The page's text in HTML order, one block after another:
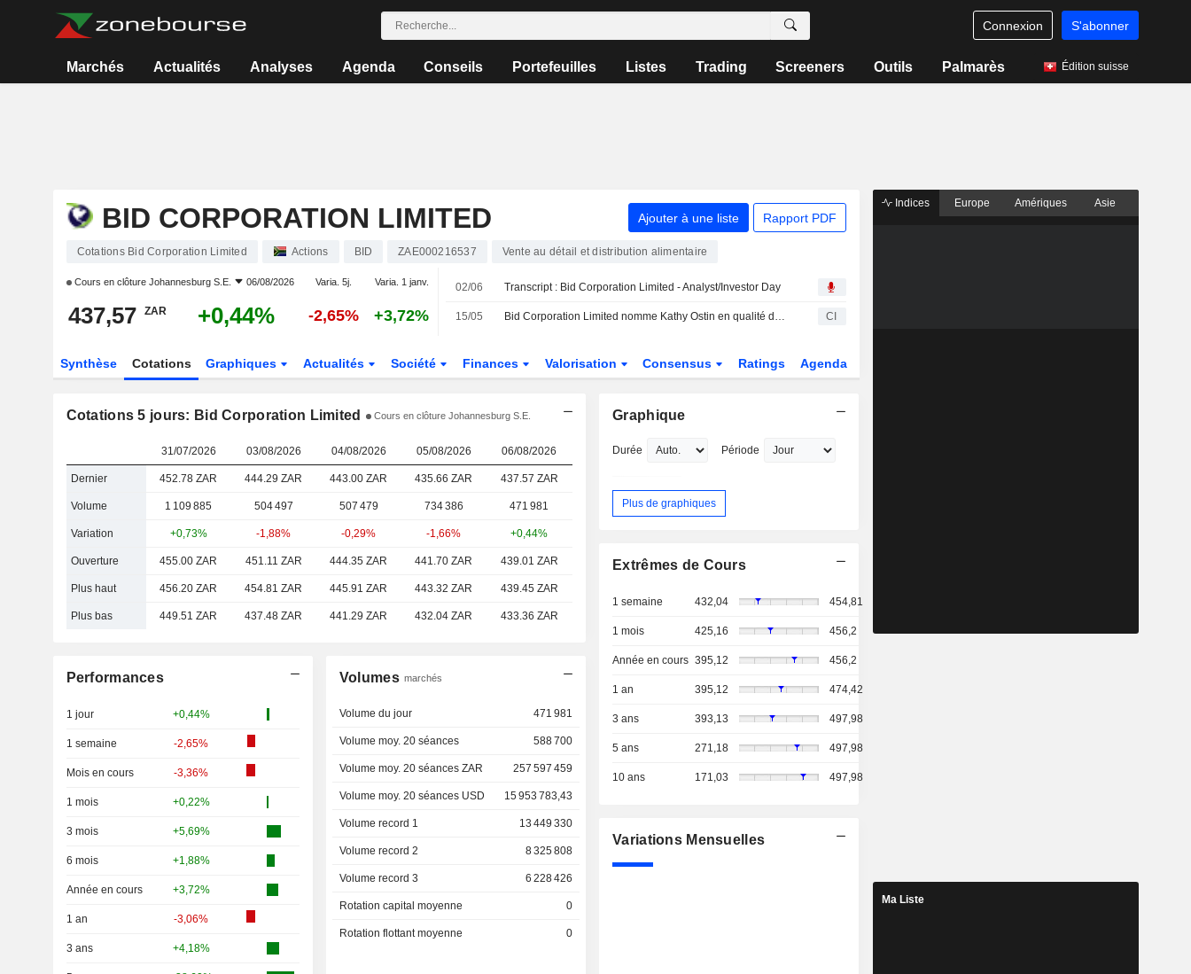
Connexion S'abonner
Marchés Actualités Analyses Agenda Conseils Portefeuilles Listes Trading Screeners Outils Palmarès Édition suisse
BID CORPORATION LIMITED Ajouter à une liste Rapport PDF
Cotations Bid Corporation Limited Actions BID ZAE000216537 Vente au détail et distribution alimentaire
Cours en clôture Johannesburg S.E. 06/08/2026 Varia. 5j. Varia. 1 janv.
437,57 ZAR +0,44% -2,65% +3,72%
02/06 Transcript : Bid Corporation Limited - Analyst/Investor Day
15/05 Bid Corporation Limited nomme Kathy Ostin en qualité d'administrateur non exécutif indépendant et membre du comité d'audit et des risques, avec effet au 15 mai 2026 CI
Synthèse Cotations Graphiques Actualités Société Finances Valorisation Consensus Ratings Agenda
Cotations 5 jours: Bid Corporation Limited Cours en clôture Johannesburg S.E.
31/07/2026 03/08/2026 04/08/2026 05/08/2026 06/08/2026
Dernier 452.78 ZAR 444.29 ZAR 443.00 ZAR 435.66 ZAR 437.57 ZAR
Volume 1 109 885 504 497 507 479 734 386 471 981
Variation +0,73% -1,88% -0,29% -1,66% +0,44%
Ouverture 455.00 ZAR 451.11 ZAR 444.35 ZAR 441.70 ZAR 439.01 ZAR
Plus haut 456.20 ZAR 454.81 ZAR 445.91 ZAR 443.32 ZAR 439.45 ZAR
Plus bas 449.51 ZAR 437.48 ZAR 441.29 ZAR 432.04 ZAR 433.36 ZAR
Performances
1 jour +0,44%
1 semaine -2,65%
Mois en cours -3,36%
1 mois +0,22%
3 mois +5,69%
6 mois +1,88%
Année en cours +3,72%
1 an -3,06%
3 ans +4,18%
Volumes marchés
Volume du jour 471 981
Volume moy. 20 séances 588 700
Volume moy. 20 séances ZAR 257 597 459
Volume moy. 20 séances USD 15 953 783,43
Volume record 1 13 449 330
Volume record 2 8 325 808
Volume record 3 6 228 426
Rotation capital moyenne 0
Rotation flottant moyenne 0
Graphique
Durée Période
Plus de graphiques
Extrêmes de Cours
1 semaine 432,04 454,81
1 mois 425,16 456,2
Année en cours 395,12 456,2
1 an 395,12 474,42
3 ans 393,13 497,98
5 ans 271,18 497,98
10 ans 171,03 497,98
Variations Mensuelles
Indices Europe Amériques Asie
Ma Liste